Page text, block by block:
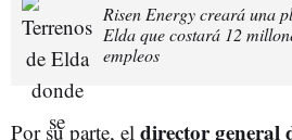
Risen Energy creará una
Elda que costará 12
empleos
Por su parte, el director general